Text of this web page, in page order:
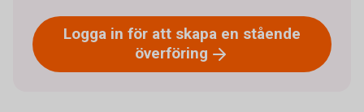
Logga in för att skapa en stående
överföring